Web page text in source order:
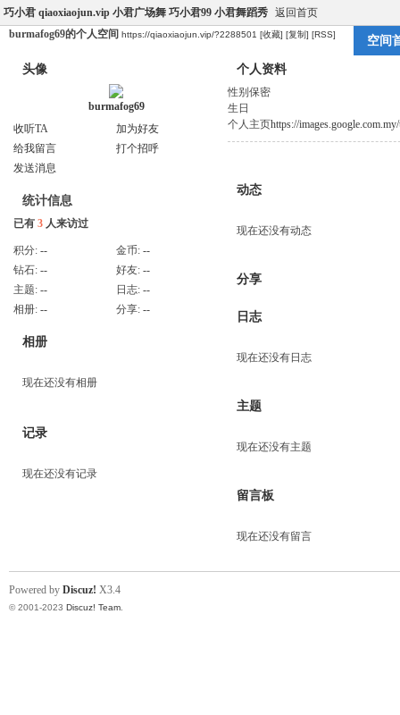
巧小君 qiaoxiaojun.vip 小君广场舞 巧小君99 小君舞蹈秀 返回首页
burmafog69的个人空间 https://qiaoxiaojun.vip/?2288501 [收藏] [复制] [RSS] 空间
头像
burmafog69
收听TA
加为好友
给我留言
打个招呼
发送消息
统计信息
已有 3 人来访过
积分: -- 金币: --
钻石: -- 好友: --
主题: -- 日志: --
相册: -- 分享: --
相册
现在还没有相册
记录
现在还没有记录
个人资料
性别 保密
生日
个人主页https://
动态
现在还没有动态
分享
日志
现在还没有日志
主题
现在还没有主题
留言板
现在还没有留言
Powered by Discuz! X3.4
© 2001-2023 Discuz! Team